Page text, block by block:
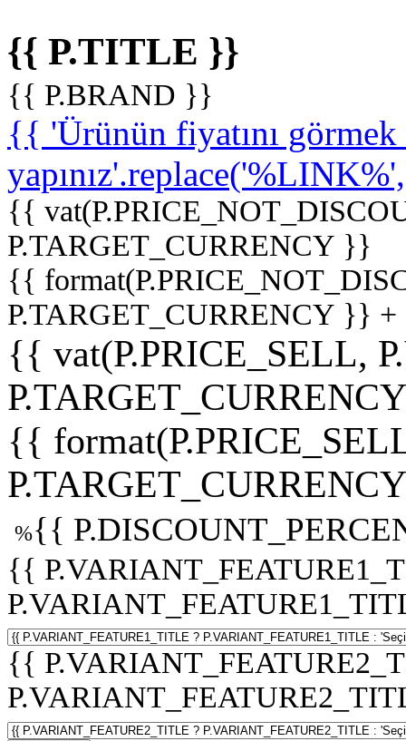
{{ P.TITLE }}
{{ P.BRAND }}
{{ 'Ürünün fiyatını
{{
P.TARGET_CURRENCY }}
{{
P.TARGET_CURRENCY }}
{{ vat(P.PRICE_SELL,
{{
%{{
{{
{{